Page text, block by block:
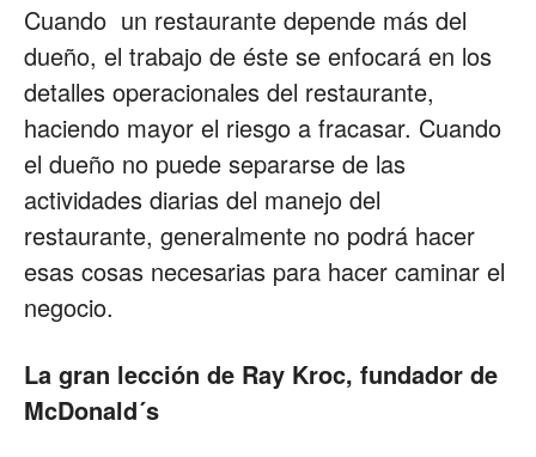
Cuando un restaurante depende más del
dueño, el trabajo de éste se enfocará en los
detalles operacionales del restaurante,
haciendo mayor el riesgo a fracasar. Cuando
el dueño no puede separarse de las
actividades diarias del manejo del
restaurante, generalmente no podrá hacer
esas cosas necesarias para hacer caminar el
negocio.
La gran lección de Ray Kroc, fundador de
McDonald´s